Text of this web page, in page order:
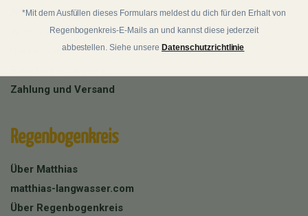
AGB
Widerrufsrecht
Datenschutz
Zahlung und Versand
Regenbogenkreis
Über Matthias
matthias-langwasser.com
Über Regenbogenkreis
*Mit dem Ausfüllen dieses Formulars meldest du dich für den Erhalt von
Regenbogenkreis-E-Mails an und kannst diese jederzeit
abbestellen. Siehe unsere Datenschutzrichtlinie